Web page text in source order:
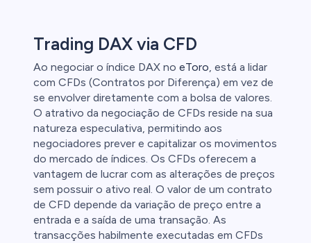
Trading DAX via CFD
Ao negociar o índice DAX no eToro, está a lidar
com CFDs (Contratos por Diferença) em vez de
se envolver diretamente com a bolsa de valores.
O atrativo da negociação de CFDs reside na sua
natureza especulativa, permitindo aos
negociadores prever e capitalizar os movimentos
do mercado de índices. Os CFDs oferecem a
vantagem de lucrar com as alterações de preços
sem possuir o ativo real. O valor de um contrato
de CFD depende da variação de preço entre a
entrada e a saída de uma transação. As
transacções habilmente executadas em CFDs